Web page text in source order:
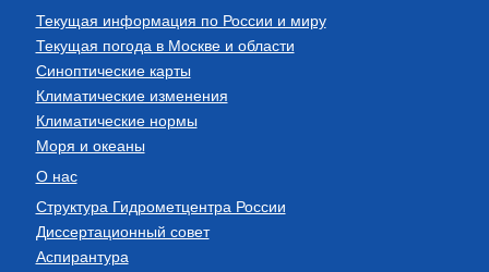
Текущая информация по России и миру
Текущая погода в Москве и области
Синоптические карты
Климатические изменения
Климатические нормы
Моря и океаны
О нас
Структура Гидрометцентра России
Диссертационный совет
Аспирантура